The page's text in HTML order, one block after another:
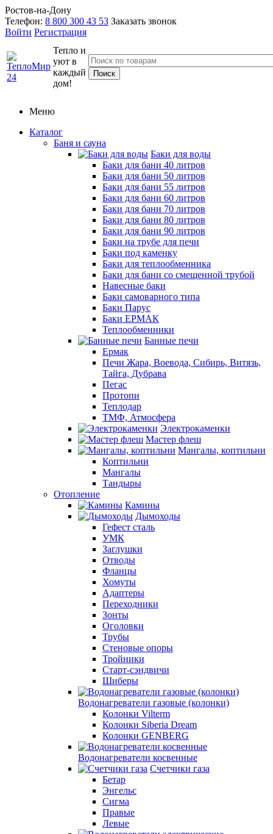
Ростов-на-Дону
Телефон: 8 800 300 43 53 Заказать звонок
Войти Регистрация
Тепло и
уют в
каждый
дом!
Меню
Каталог
Баня и сауна
Баки для воды
Баки для бани 40 литров
Баки для бани 50 литров
Баки для бани 55 литров
Баки для бани 60 литров
Баки для бани 70 литров
Баки для бани 80 литров
Баки для бани 90 литров
Баки на трубе для печи
Баки под каменку
Баки для теплообменника
Баки для бани со смещенной трубой
Навесные баки
Баки самоварного типа
Баки Парус
Баки ЕРМАК
Теплообменники
Банные печи
Ермак
Печи Жара, Воевода, Сибирь, Витязь,
Тайга, Дубрава
Пегас
Протопи
Теплодар
ТМФ, Атмосфера
Электрокаменки
Мастер флеш
Мангалы, коптильни
Коптильни
Мангалы
Тандыры
Отопление
Камины
Дымоходы
Гефест сталь
УМК
Заглушки
Отводы
Фланцы
Хомуты
Адаптеры
Переходники
Зонты
Оголовки
Трубы
Стеновые опоры
Тройники
Старт-сэндвичи
Шиберы
Водонагреватели газовые (колонки)
Колонки Vilterm
Колонки Siberia Dream
Колонки GENBERG
Водонагреватели косвенные
Счетчики газа
Бетар
Энгельс
Сигма
Правые
Левые